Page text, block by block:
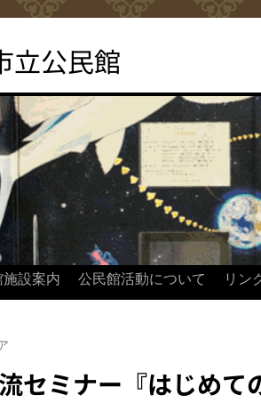
立公民館
設案内 公民館活動について リン
セミナー『はじめて